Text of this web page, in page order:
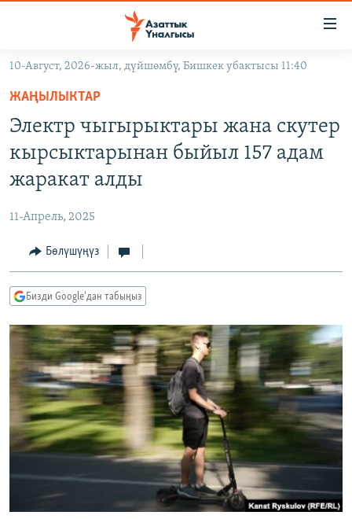
Навигацияга
өтүңүз
Издөөгө
салыңызКЫРГЫЗСТАН
МАДАНИЯТ
УКРАИНА
ТВ ПРОГРАММАЛАР
БҮГҮН АЗАТТЫКТА
ДАНИСТЕ
ЭЖЕ-СИҢДИЛЕР
АЗАТТЫК+
ЫҢГАЙСЫЗ СУРООЛОР
ПОДКАСТ
Русский
ОНЛАЙН ШЕРИНЕ
ЭЕ/АРнун бардык сайттары
10-Август, 2026-жыл, дүйшөмбү, Бишкек убактысы 11:40
ЖАҢЫЛЫКТАР
Электр чыгырыктары жана скутер
кырсыктарынан быйыл 157 адам
жаракат алды
11-Апрель, 2025
Бөлүшүңүз
Бизди Google'дан табыңыз